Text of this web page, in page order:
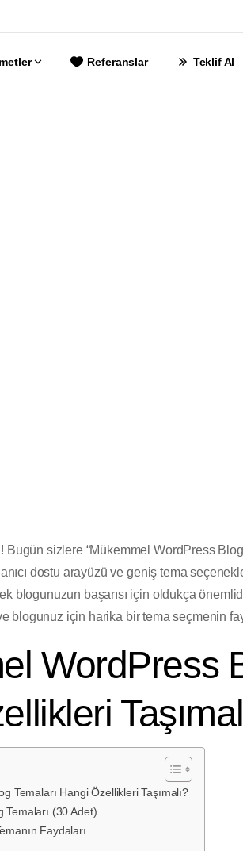
Referanslar Teklif Al
Bugün sizlere “Mükemmel WordPress
dostu arayüzü ve geniş tema
blogunuzun başarısı için oldukça
blogunuz için harika bir tema seçmenin
WordPress
Temaları Hangi Özellikleri Taşımalı?
Temaları (30 Adet)
Faydaları